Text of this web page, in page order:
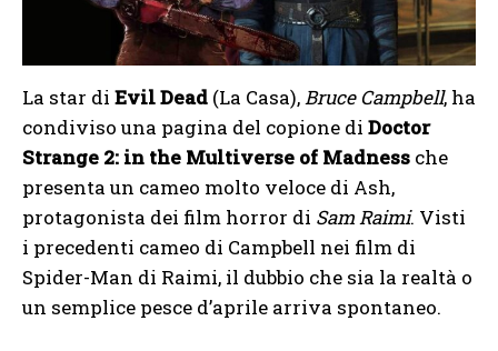
La star di Evil Dead (La Casa),Bruce Campbell, ha
condiviso una pagina del copione di Doctor
Strange 2: in the Multiverse of Madness che
presenta un cameo molto veloce di Ash,
protagonista dei film horror di Sam Raimi. Visti
i precedenti cameo di Campbell nei film di
Spider-Man di Raimi, il dubbio che sia la realtà o
un semplice pesce d’aprile arriva spontaneo.